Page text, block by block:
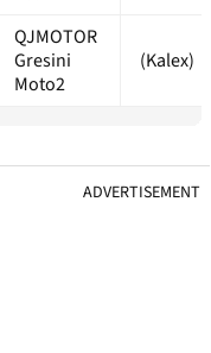
QJMOTOR
Gresini
Moto2
(Kalex)
ADVERTISEMENT